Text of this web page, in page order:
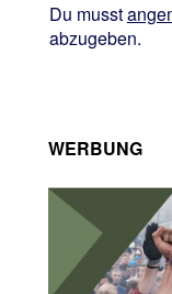
Du musst
abzugeben.
WERBUNG